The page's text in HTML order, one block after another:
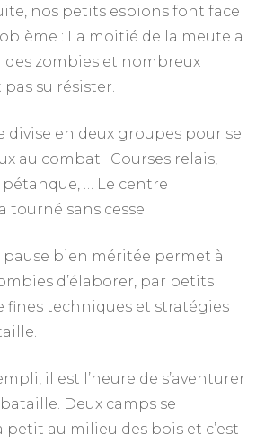
nos petits espions font face
: La moitié de la meute a
zombies et nombreux
su résister.
divise en deux groupes pour se
au combat. Courses relais,
… Le centre
tourné sans cesse.
bien méritée permet à
d’élaborer, par petits
fines techniques et stratégies
il est l’heure de s’aventurer
Deux camps se
au milieu des bois et c’est